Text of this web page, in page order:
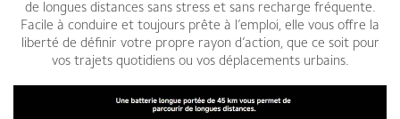
de longues distances sans stress et sans recharge fréquente.
Facile à conduire et toujours prête à l’emploi, elle vous offre la
liberté de définir votre propre rayon d’action, que ce soit pour
vos trajets quotidiens ou vos déplacements urbains.